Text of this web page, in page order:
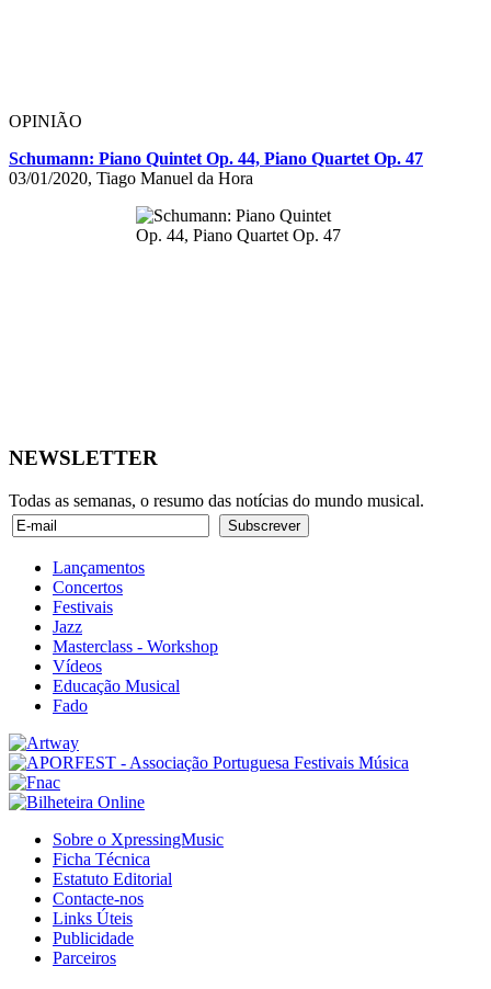
OPINIÃO
Schumann: Piano Quintet Op. 44, Piano Quartet Op. 47
03/01/2020, Tiago Manuel da Hora
NEWSLETTER
Todas as semanas, o resumo das notícias do mundo musical.
Lançamentos
Concertos
Festivais
Jazz
Masterclass - Workshop
Vídeos
Educação Musical
Fado
Sobre o XpressingMusic
Ficha Técnica
Estatuto Editorial
Contacte-nos
Links Úteis
Publicidade
Parceiros